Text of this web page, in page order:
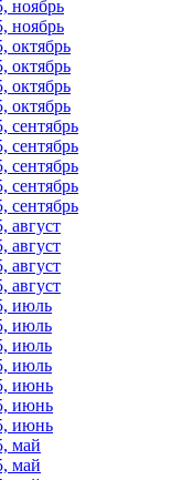
ноябрь
ноябрь
октябрь
октябрь
октябрь
октябрь
сентябрь
сентябрь
сентябрь
сентябрь
сентябрь
август
август
август
август
июль
июль
июль
июль
июнь
июнь
июнь
май
май